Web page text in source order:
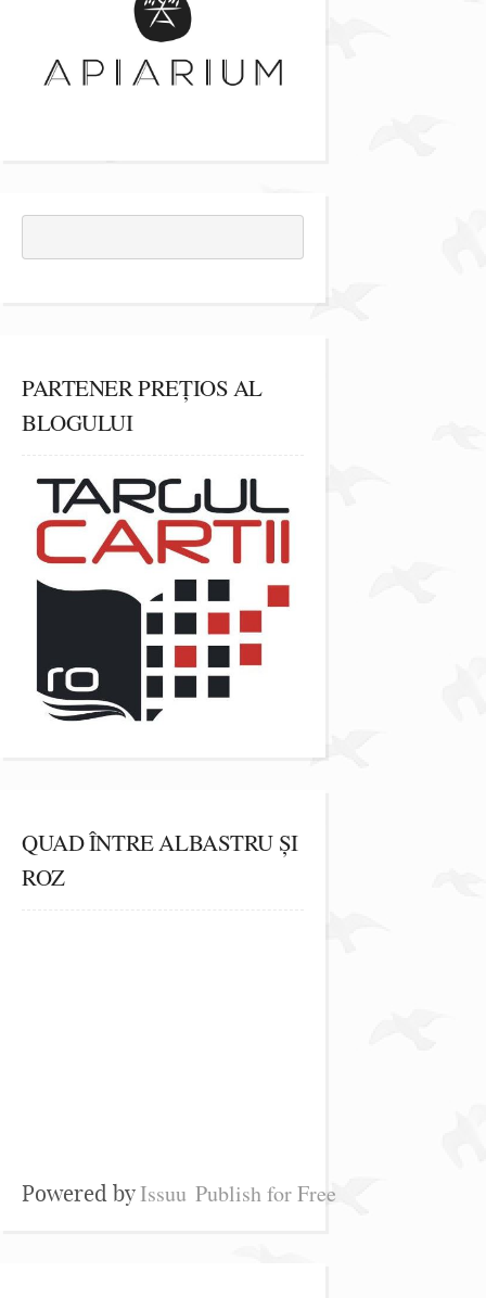
PARTENER PREȚIOS AL
BLOGULUI
QUAD ÎNTRE ALBASTRU ȘI
ROZ
Powered byIssuu Publish for Free